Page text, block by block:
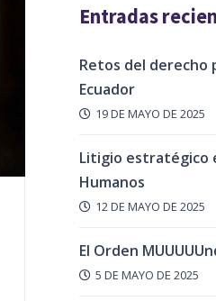
Entradas
Retos del derecho
Ecuador
19 DE MAYO DE 2025
Litigio estratégico
Humanos
12 DE MAYO DE 2025
El Orden
5 DE MAYO DE 2025